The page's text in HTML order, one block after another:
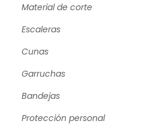
Material de corte
Escaleras
Cunas
Garruchas
Bandejas
Protección personal